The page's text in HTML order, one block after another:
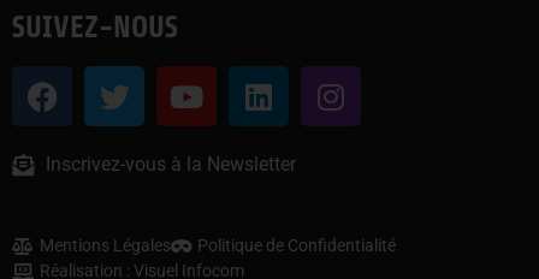
SUIVEZ-NOUS
Inscrivez-vous à la Newsletter
Mentions Légales
Politique de Confidentialité
Réalisation : Visuel Infocom